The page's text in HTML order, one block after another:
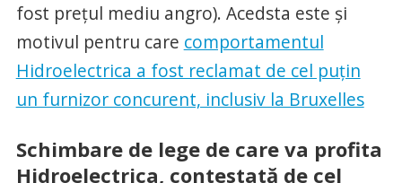
fost prețul mediu angro). Acedsta este și
motivul pentru care comportamentul
Hidroelectrica a fost reclamat de cel puțin
un furnizor concurent, inclusiv la Bruxelles
Schimbare de lege de care va profita
Hidroelectrica, contestată de cel